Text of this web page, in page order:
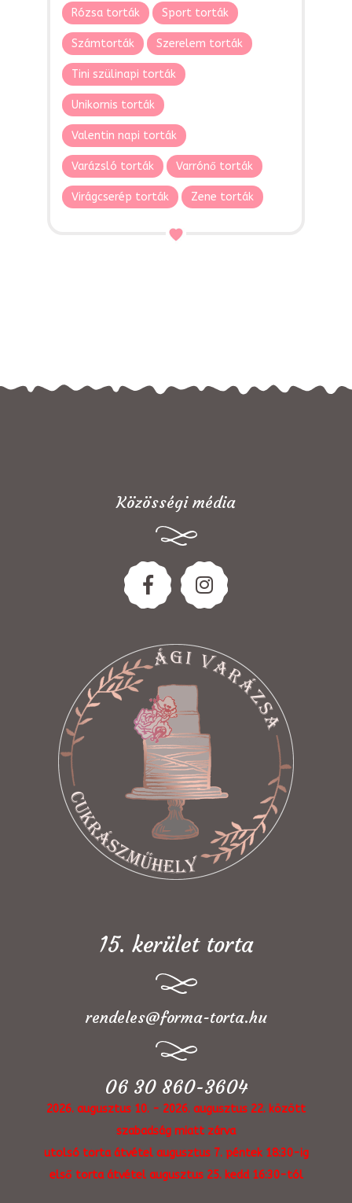
Rózsa torták Sport torták
Számtorták Szerelem torták
Tini szülinapi torták
Unikornis torták
Valentin napi torták
Varázsló torták Varrónő torták
Virágcserép torták Zene torták
Közösségi média
15. kerület torta
rendeles@forma-torta.hu
06 30 860-3604
2026. augusztus 10. - 2026. augusztus 22. között
szabadság miatt zárva
utolsó torta átvétel augusztus 7. péntek 18:30-ig
első torta átvétel augusztus 25. kedd 16:30-tól